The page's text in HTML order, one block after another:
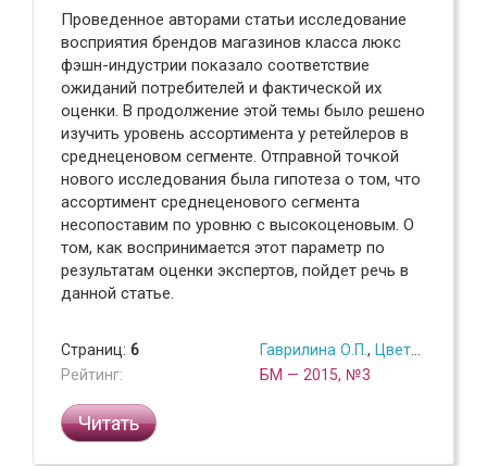
Проведенное авторами статьи исследование
восприятия брендов магазинов класса люкс
фэшн-индустрии показало соответствие
ожиданий потребителей и фактической их
оценки. В продолжение этой темы было решено
изучить уровень ассортимента у ретейлеров в
среднеценовом сегменте. Отправной точкой
нового исследования была гипотеза о том, что
ассортимент среднеценового сегмента
несопоставим по уровню с высокоценовым. О
том, как воспринимается этот параметр по
результатам оценки экспертов, пойдет речь в
данной статье.
Страниц: 6
Рейтинг:
Гаврилина О.П. , Цветкова А.Б.
БМ — 2015, №3
Читать